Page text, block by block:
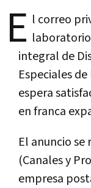
E l correo
integral de
Especiales de
espera
en franca
El anuncio se
(Canales y
empresa